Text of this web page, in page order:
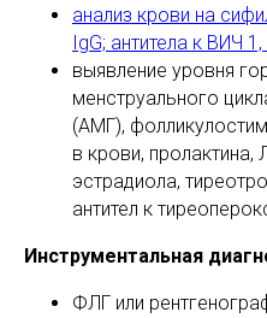
анализ крови на
IgG; антитела к ВИЧ 1,
выявление уровня
менструального
(АМГ),
в крови, пролактина,
эстрадиола,
антител к
Инструментальная
ФЛГ или